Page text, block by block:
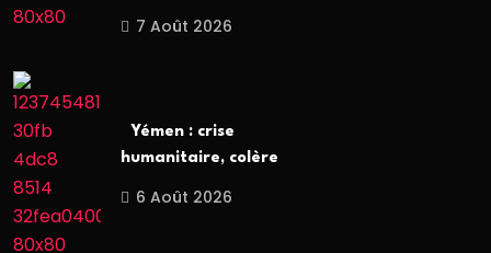
7 Août 2026
Yémen : crise
humanitaire, colère
6 Août 2026